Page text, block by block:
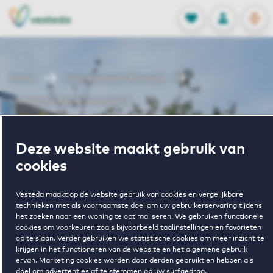
Deze website maakt gebruik van
cookies
Vesteda maakt op de website gebruik van cookies en vergelijkbare
technieken met als voornaamste doel om uw gebruikerservaring tijdens
het zoeken naar een woning te optimaliseren. We gebruiken functionele
cookies om voorkeuren zoals bijvoorbeeld taalinstellingen en favorieten
op te slaan. Verder gebruiken we statistische cookies om meer inzicht te
krijgen in het functioneren van de website en het algemene gebruik
ervan. Marketing cookies worden door derden gebruikt en hebben als
FAVORIETEN
Opgeslagen
INLOGGEN
NL
EN
Fluitekruid Appartementen II
Wonen in
Fluitekruid
Appartementen
II